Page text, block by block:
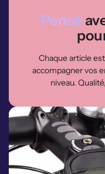
Pensé
Chaque article
accompagner vos
niveau.